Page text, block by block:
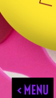
< MENU